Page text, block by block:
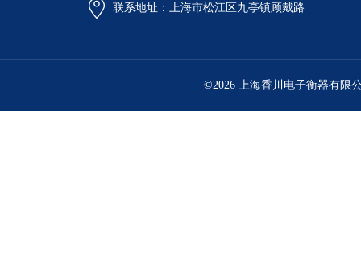
联系地址：上海市松江区九亭镇顾戴路
©2026 上海香川电子衡器有限